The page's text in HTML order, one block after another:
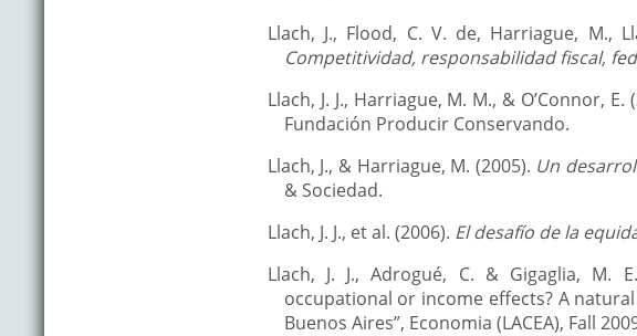
Llach, J., Flood, C. V. de, Harriague, M.,
Competitividad, responsabilidad fiscal,
Llach, J. J., Harriague, M. M., & O’Connor, E.
Fundación Producir Conservando.
Llach, J., & Harriague, M. (2005). Un
& Sociedad.
Llach, J. J., et al. (2006). El desafío de la
Llach, J. J., Adrogué, C. & Gigaglia, M.
occupational or income effects? A
Buenos Aires”, Economia (LACEA), Fall